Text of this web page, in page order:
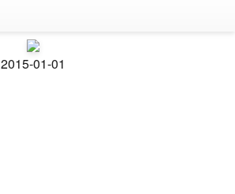
2015-01-01